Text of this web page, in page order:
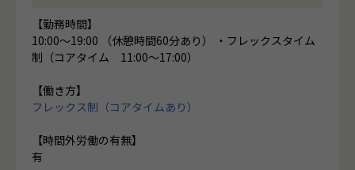
【勤務時間】
10:00～19:00 （休憩時間60分あり） ・フレックスタイム
制（コアタイム 11:00～17:00）
【働き方】
フレックス制（コアタイムあり）
【時間外労働の有無】
有